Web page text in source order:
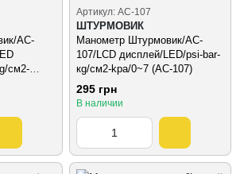
AC-
см2-
Артикул: AC-107
ШТУРМОВИК
Манометр Штурмовик/AC-
107/LCD дисплей/LED/psi-bar-
кg/см2-kpa/0~7 (AC-107)
295 грн
В наличии